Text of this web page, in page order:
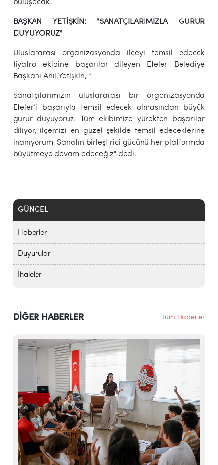
GÜNCEL
Haberler
Duyurular
İhaleler
buluşacak.
BAŞKAN YETİŞKİN: "SANATÇILARIMIZLA GURUR
DUYUYORUZ"
Uluslararası organizasyonda ilçeyi temsil edecek
tiyatro ekibine başarılar dileyen Efeler Belediye
Başkanı Anıl Yetişkin, “
Sanatçılarımızın uluslararası bir organizasyonda
Efeler’i başarıyla temsil edecek olmasından büyük
gurur duyuyoruz. Tüm ekibimize yürekten başarılar
diliyor, ilçemizi en güzel şekilde temsil edeceklerine
inanıyorum. Sanatın birleştirici gücünü her platformda
büyütmeye devam edeceğiz" dedi.
DİĞER HABERLER Tüm Haberler